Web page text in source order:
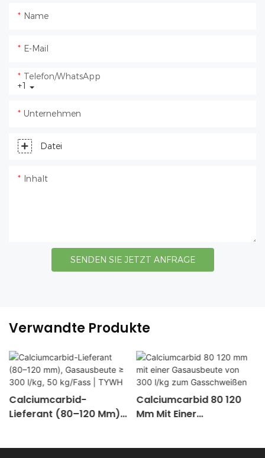
Name
E-Mail
+1
Telefon/WhatsApp
Unternehmen
Datei
Inhalt
SENDEN SIE JETZT ANFRAGE
Verwandte Produkte
Calciumcarbid-
Lieferant (80–120 Mm),
Calciumcarbid 80 120
Mm Mit Einer